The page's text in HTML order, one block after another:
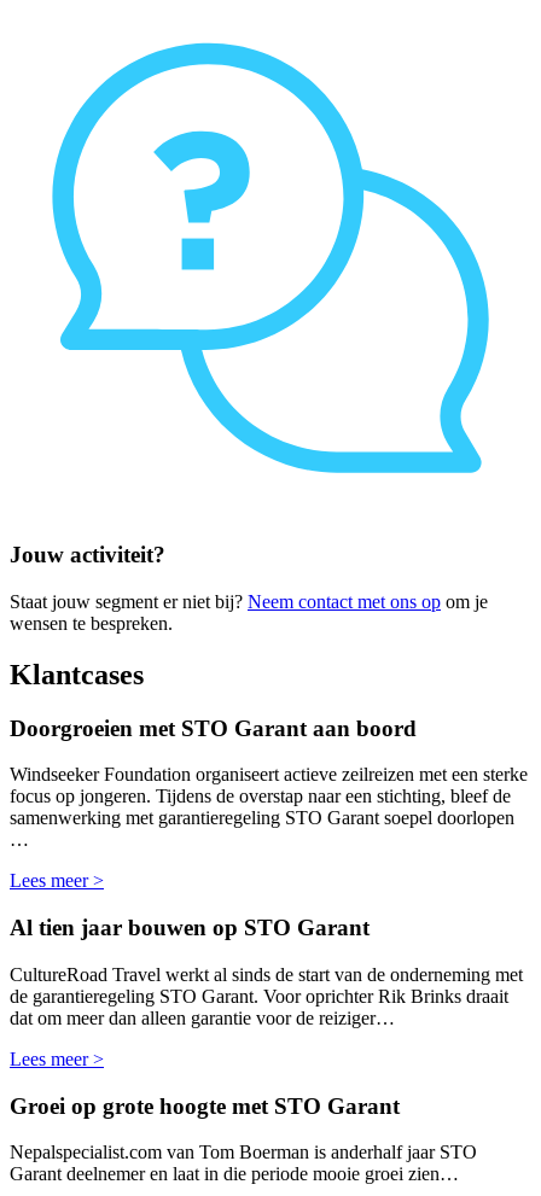
Jouw activiteit?
Staat jouw segment er niet bij? Neem contact met ons op om je
wensen te bespreken.
Klantcases
Doorgroeien met STO Garant aan boord
Windseeker Foundation organiseert actieve zeilreizen met een sterke
focus op jongeren. Tijdens de overstap naar een stichting, bleef de
samenwerking met garantieregeling STO Garant soepel doorlopen
…
Lees meer >
Al tien jaar bouwen op STO Garant
CultureRoad Travel werkt al sinds de start van de onderneming met
de garantieregeling STO Garant. Voor oprichter Rik Brinks draait
dat om meer dan alleen garantie voor de reiziger…
Lees meer >
Groei op grote hoogte met STO Garant
Nepalspecialist.com van Tom Boerman is anderhalf jaar STO
Garant deelnemer en laat in die periode mooie groei zien…